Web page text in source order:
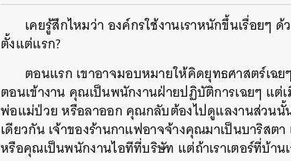
เคยรู้สึกไหมว่า องค์กรใช้งานเราหนักขึ้นเรื่อยๆ
ตั้งแต่แรก?
ตอนแรก เขาอาจมอบหมายให้คิดยุทธศาสตร์เฉ
ตอนเข้างาน คุณเป็นพนักงานฝ่ายปฏิบัติการเฉยๆ แต่
พ่อแม่ป่วย หรือลาออก คุณกลับต้องไปดูแลงานส่วนนั้
เดียวกัน เจ้าของร้านกาแฟอาจจ้างคุณมาเป็นบาริสต
หรือคุณเป็นพนักงานไอทีที่บริษัท แต่ถ้าเราเตอร์ที่บ้าน